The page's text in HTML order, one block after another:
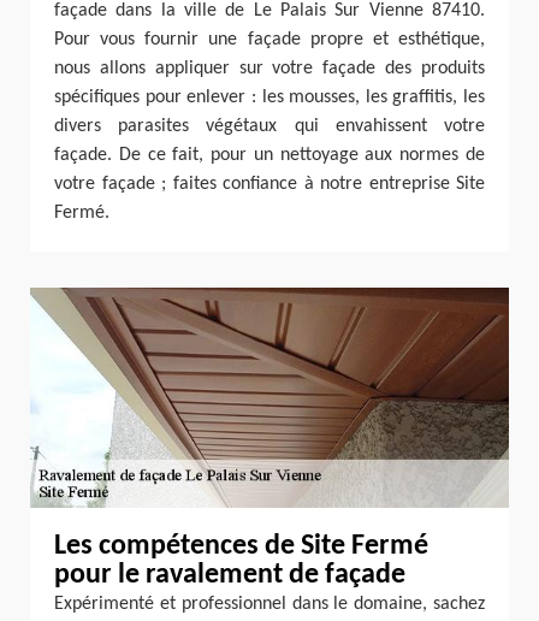
façade dans la ville de Le Palais Sur Vienne 87410.
Pour vous fournir une façade propre et esthétique,
nous allons appliquer sur votre façade des produits
spécifiques pour enlever : les mousses, les graffitis, les
divers parasites végétaux qui envahissent votre
façade. De ce fait, pour un nettoyage aux normes de
votre façade ; faites confiance à notre entreprise Site
Fermé.
Les compétences de Site Fermé
pour le ravalement de façade
Expérimenté et professionnel dans le domaine, sachez